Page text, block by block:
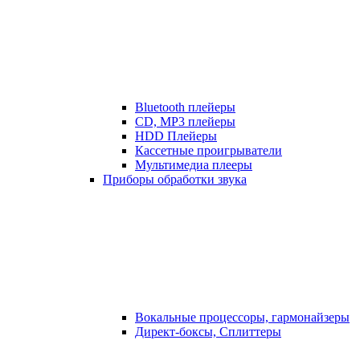
Bluetooth плейеры
CD, MP3 плейеры
HDD Плейеры
Кассетные проигрыватели
Мультимедиа плееры
Приборы обработки звука
Вокальные процессоры, гармонайзеры
Директ-боксы, Сплиттеры